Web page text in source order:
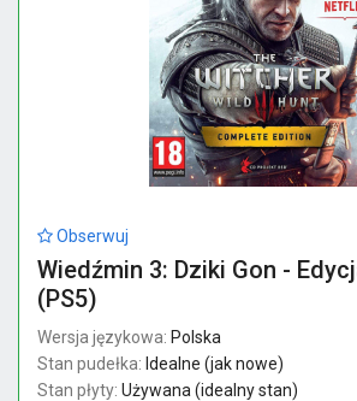
Obserwuj
Wiedźmin 3: Dziki Gon -
(PS5)
Wersja językowa: Polska
Stan pudełka: Idealne (jak nowe)
Stan płyty: Używana (idealny stan)